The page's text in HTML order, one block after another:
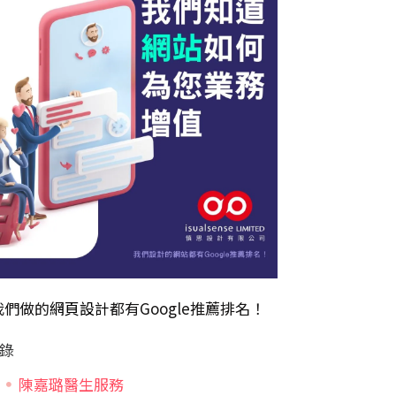
們做的網頁設計都有Google推薦排名！
陳嘉璐醫生服務